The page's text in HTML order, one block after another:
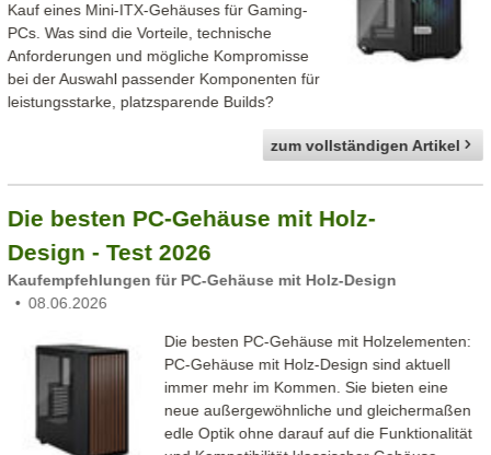
Kauf eines Mini-ITX-Gehäuses für Gaming-
PCs. Was sind die Vorteile, technische
Anforderungen und mögliche Kompromisse
bei der Auswahl passender Komponenten für
leistungsstarke, platzsparende Builds?
zum vollständigen Artikel
Die besten PC-Gehäuse mit Holz-
Design - Test 2026
Kaufempfehlungen für PC-Gehäuse mit Holz-Design
08.06.2026
Die besten PC-Gehäuse mit Holzelementen:
PC-Gehäuse mit Holz-Design sind aktuell
immer mehr im Kommen. Sie bieten eine
neue außergewöhnliche und gleichermaßen
edle Optik ohne darauf auf die Funktionalität